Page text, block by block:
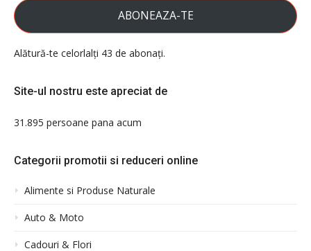
ABONEAZA-TE
Alătură-te celorlalți 43 de abonați.
Site-ul nostru este apreciat de
31.895 persoane pana acum
Categorii promotii si reduceri online
Alimente si Produse Naturale
Auto & Moto
Cadouri & Flori